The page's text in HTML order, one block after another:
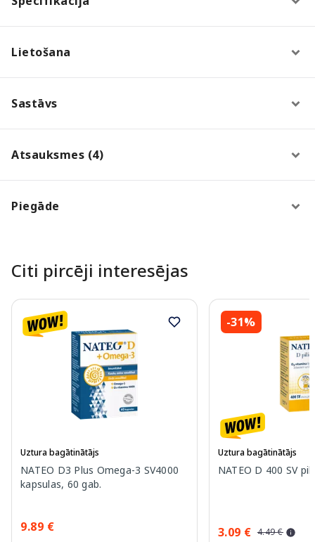
Lietošana
Sastāvs
Atsauksmes (4)
Piegāde
Citi pircēji interesējas
Uztura bagātinātājs
NATEO D3 Plus Omega-3 SV4000
kapsulas, 60 gab.
9.89 €
-31%
Uztura bagātinātājs
NATEO D 400 SV
3.09 € 4.49 €